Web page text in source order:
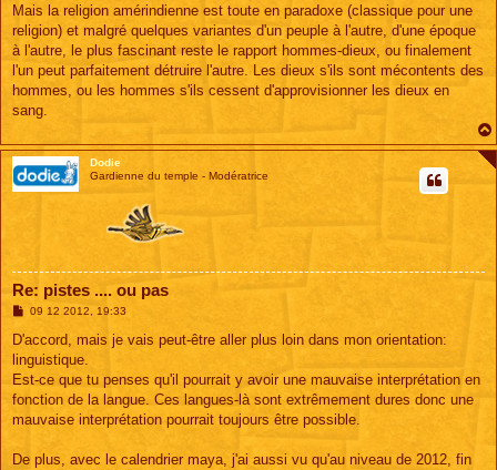
Mais la religion amérindienne est toute en paradoxe (classique pour une
religion) et malgré quelques variantes d'un peuple à l'autre, d'une époque
à l'autre, le plus fascinant reste le rapport hommes-dieux, ou finalement
l'un peut parfaitement détruire l'autre. Les dieux s'ils sont mécontents des
hommes, ou les hommes s'ils cessent d'approvisionner les dieux en
sang.
Dodie
Gardienne du temple - Modératrice
Re: pistes .... ou pas
M
s
a
g
09 12 2012, 19:33
D'accord, mais je vais peut-être aller plus loin dans mon orientation:
linguistique.
Est-ce que tu penses qu'il pourrait y avoir une mauvaise interprétation en
fonction de la langue. Ces langues-là sont extrêmement dures donc une
mauvaise interprétation pourrait toujours être possible.
De plus, avec le calendrier maya, j'ai aussi vu qu'au niveau de 2012, fin